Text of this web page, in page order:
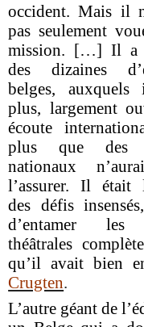
occident. Mais il
pas seulement
mission. […] Il a
des dizaines
belges,
plus, largement
écoute
plus que des
nationaux
l’assurer. Il était
des défis
d’entamer les
théâtrales
qu’il avait bien
Crugten.
L’autre géant de